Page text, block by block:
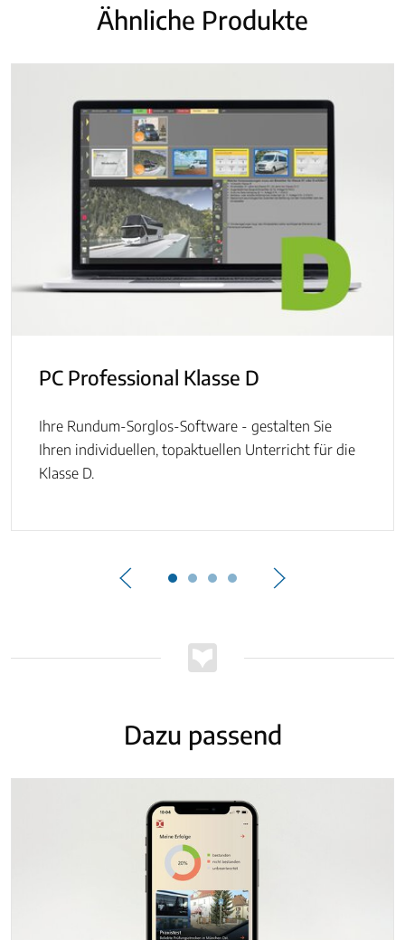
Ähnliche Produkte
PC Professional Klasse D
Ihre Rundum-Sorglos-Software - gestalten Sie
Ihren individuellen, topaktuellen Unterricht für die
Klasse D.
Dazu passend